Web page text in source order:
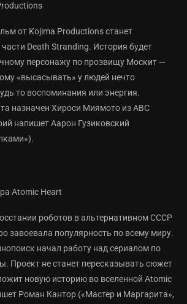
от Kojima Productions станет
Death Stranding. История будет
персонажу по прозвищу Москит —
«высасывать» у людей нечто
то воспоминания или энергия.
назначен Хироси Миямото из ABC
напишет Аарон Гузиковский
Atomic Heart
роботов в альтернативном СССР
завоевала популярность по всему миру.
начал работу над сериалом по
Проект не станет пересказывать сюжет
новую историю во вселенной Atomic
Роман Кантор («Мастер и Маргарита»,